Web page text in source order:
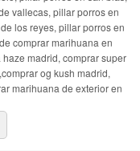
vallecas, pillar porros en
los reyes, pillar porros en
comprar marihuana en
madrid, comprar super
og kush madrid,
marihuana de exterior en